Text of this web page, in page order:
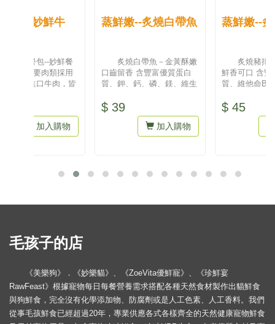
蒸鮮嫩--炙燒白帶魚
炙燒白帶魚－金黃酥嫩
口齒留香 含豐富優質蛋白
質、鉀、鈣、磷、鎂、維生
加入購物
蒸鮮嫩--炙燒豬排
炙燒豬排－瘦而不柴
鮮香可口 含豐富優質蛋白
質、維他命B2、維生素
加入購物
蒸
回味
質、
毛孩子的店
《美樂狗》．《妙樂貓》、《ZoeVita優鮮寵》、《珍鮮宴
RawFeast》根據寵物每日每餐營養需求搭配各種天然食材製作出貓鮮食
與狗鮮食，完全沒有化學添加物、防腐劑或是人工色素、人工香料。我們
從事毛孩鮮食已經超過20年，專業供應各式各樣齊全的天然健康寵物鮮食